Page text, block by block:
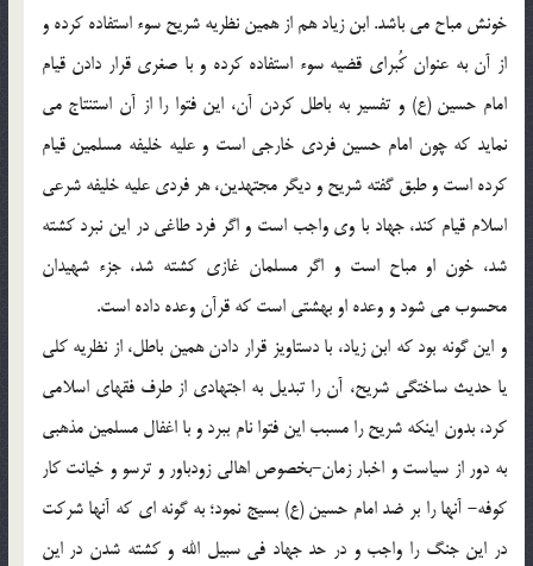
خونش مباح می باشد. ابن زیاد هم از همین نظریه شریح سوء استفاده کرده و
از آن به عنوان کُبرای قضیه سوء استفاده کرده و با صغری قرار دادن قیام
امام حسین (ع) و تفسیر به باطل کردن آن، این فتوا را از آن استنتاج می
نماید که چون امام حسین فردی خارجی است و علیه خلیفه مسلمین قیام
کرده است و طبق گفته شریح و دیگر مجتهدین، هر فردی علیه خلیفه شرعی
اسلام قیام کند، جهاد با وی واجب است و اگر فرد طاغی در این نبرد کشته
شد، خون او مباح است و اگر مسلمان غازی کشته شد، جزء شهیدان
محسوب می شود و وعده او بهشتی است که قرآن وعده داده است.
و این گونه بود که ابن زیاد، با دستاویز قرار دادن همین باطل، از نظریه کلی
یا حدیث ساختگی شریح، آن را تبدیل به اجتهادی از طرف فقهای اسلامی
کرد، بدون اینکه شریح را مسبب این فتوا نام ببرد و با اغفال مسلمین مذهبی
به دور از سیاست و اخبار زمان-بخصوص اهالی زودباور و ترسو و خیانت کار
کوفه- آنها را بر ضد امام حسین (ع) بسیج نمود؛ به گونه ای که آنها شرکت
در این جنگ را واجب و در حد جهاد فی سبیل الله و کشته شدن در این